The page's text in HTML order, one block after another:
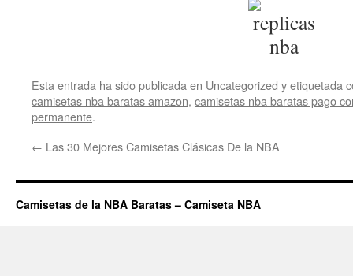
Esta entrada ha sido publicada en Uncategorized y etiquetada
camisetas nba baratas amazon, camisetas nba baratas pago
permanente.
← Las 30 Mejores Camisetas Clásicas De la NBA
Camisetas de la NBA Baratas – Camiseta NBA